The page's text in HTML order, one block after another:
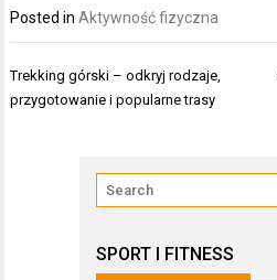
Posted inAktywność fizyczna
Nawigacja
wpisu
Trekking górski – odkryj rodzaje,
przygotowanie i popularne trasy
SPORT I FITNESS